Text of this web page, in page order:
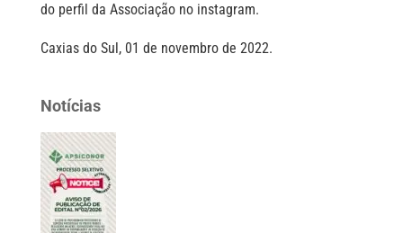
do perfil da Associação no instagram.
Caxias do Sul, 01 de novembro de 2022.
Notícias